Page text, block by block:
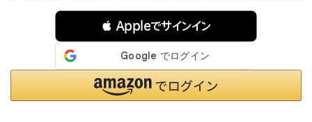
 Appleでサインイン